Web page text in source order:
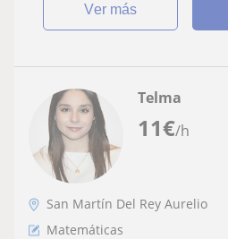
ver más
11€/h
Telma
San Martín Del Rey Aurelio
Matemáticas